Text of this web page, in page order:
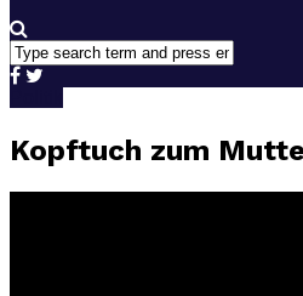
Kopftuch zum